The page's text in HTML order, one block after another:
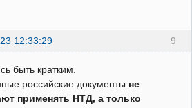
9
12:33:29
быть кратким.
российские документы не
применять НТД, а только